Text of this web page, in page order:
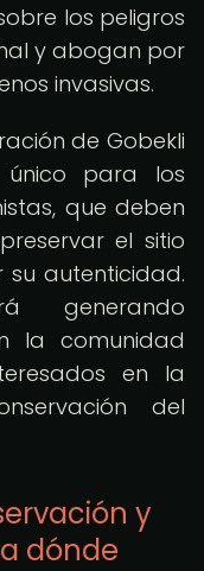
los peligros
y abogan por
invasivas.
de Gobekli
para los
que deben
el sitio
su autenticidad.
generando
la comunidad
en la
del
y
dónde